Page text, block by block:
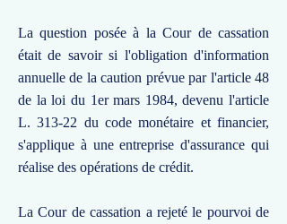
La question posée à la Cour de cassation
était de savoir si l'obligation d'information
annuelle de la caution prévue par l'article 48
de la loi du 1er mars 1984, devenu l'article
L. 313-22 du code monétaire et financier,
s'applique à une entreprise d'assurance qui
réalise des opérations de crédit.
La Cour de cassation a rejeté le pourvoi de